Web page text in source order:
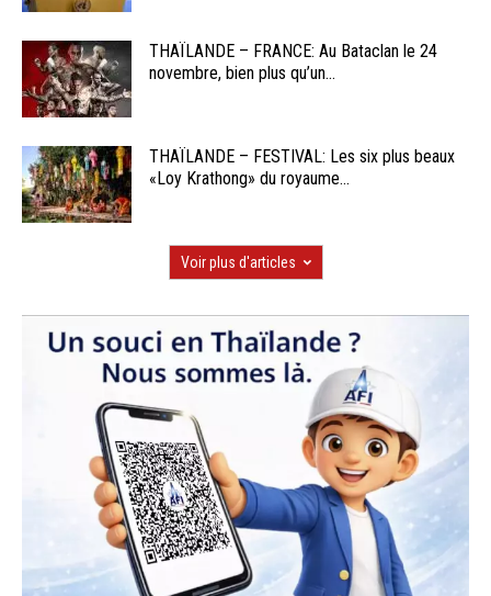
THAÏLANDE – FRANCE: Au Bataclan le 24
novembre, bien plus qu’un...
THAÏLANDE – FESTIVAL: Les six plus beaux
«Loy Krathong» du royaume...
Voir plus d'articles